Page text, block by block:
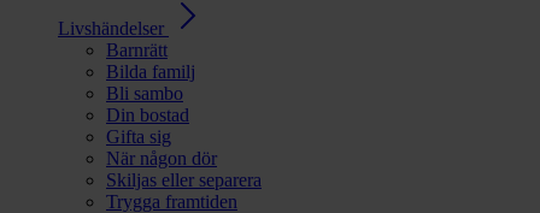
Livshändelser
Barnrätt
Bilda familj
Bli sambo
Din bostad
Gifta sig
När någon dör
Skiljas eller separera
Trygga framtiden